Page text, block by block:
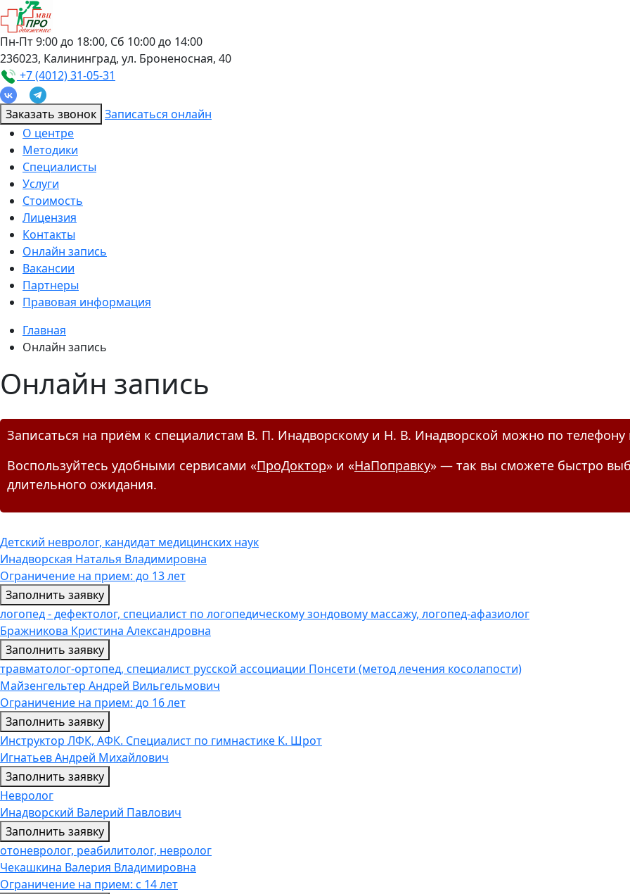
Пн-Пт 9:00 до 18:00, Сб 10:00 до 14:00
236023, Калининград, ул. Броненосная, 40
+7 (4012) 31-05-31
Заказать звонок Записаться онлайн
О центре
Методики
Специалисты
Услуги
Стоимость
Лицензия
Контакты
Онлайн запись
Вакансии
Партнеры
Правовая информация
Главная
Онлайн запись
Онлайн запись
Записаться на приём к специалистам В. П. Инадворскому и Н. В. Инадворской можно по
Воспользуйтесь удобными сервисами «ПроДоктор» и «НаПоправку» — так вы сможете быстро
длительного ожидания.
Детский невролог, кандидат медицинских наук
Инадворская Наталья Владимировна
Ограничение на прием: до 13 лет
Заполнить заявку
логопед - дефектолог, специалист по логопедическому зондовому массажу, логопед-афазиолог
Бражникова Кристина Александровна
Заполнить заявку
травматолог-ортопед, специалист русской ассоциации Понсети (метод лечения косолапости)
Майзенгельтер Андрей Вильгельмович
Ограничение на прием: до 16 лет
Заполнить заявку
Инструктор ЛФК, АФК. Специалист по гимнастике К. Шрот
Игнатьев Андрей Михайлович
Заполнить заявку
Невролог
Инадворский Валерий Павлович
Заполнить заявку
отоневролог, реабилитолог, невролог
Чекашкина Валерия Владимировна
Ограничение на прием: с 14 лет